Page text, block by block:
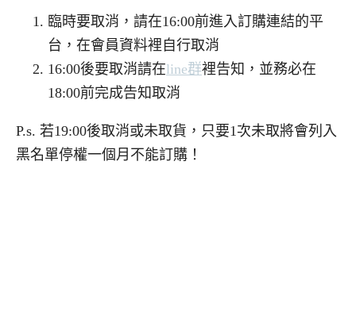
臨時要取消，請在16:00前進入訂購連結的平
台，在會員資料裡自行取消
16:00後要取消請在line群裡告知，並務必在
18:00前完成告知取消
P.s. 若19:00後取消或未取貨，只要1次未取將會列入
黑名單停權一個月不能訂購！